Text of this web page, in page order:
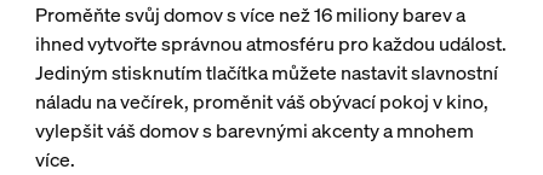
Proměňte svůj domov s více než 16 miliony barev a
ihned vytvořte správnou atmosféru pro každou událost.
Jediným stisknutím tlačítka můžete nastavit slavnostní
náladu na večírek, proměnit váš obývací pokoj v kino,
vylepšit váš domov s barevnými akcenty a mnohem
více.